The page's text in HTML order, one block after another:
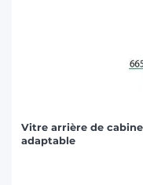
Vitre arrière de cabine
adaptable